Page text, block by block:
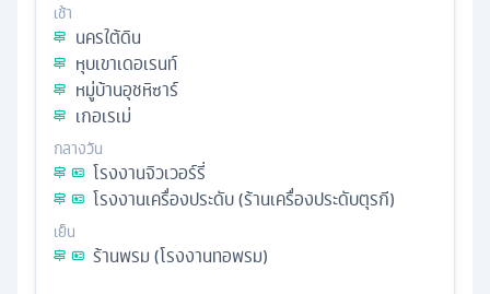
เช้า
นครใต้ดิน
หุบเขาเดอเรนท์
หมู่บ้านอุชหิซาร์
เกอเรเม่
กลางวัน
โรงงานจิวเวอร์รี่
โรงงานเครื่องประดับ (ร้านเครื่องประดับตุรกี)
เย็น
ร้านพรม (โรงงานทอพรม)